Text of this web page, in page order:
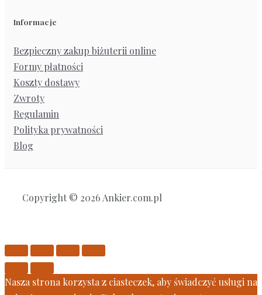
Informacje
Bezpieczny zakup biżuterii online
Formy płatności
Koszty dostawy
Zwroty
Regulamin
Polityka prywatności
Blog
Copyright © 2026 Ankier.com.pl
Nasza strona korzysta z ciasteczek, aby świadczyć usługi na